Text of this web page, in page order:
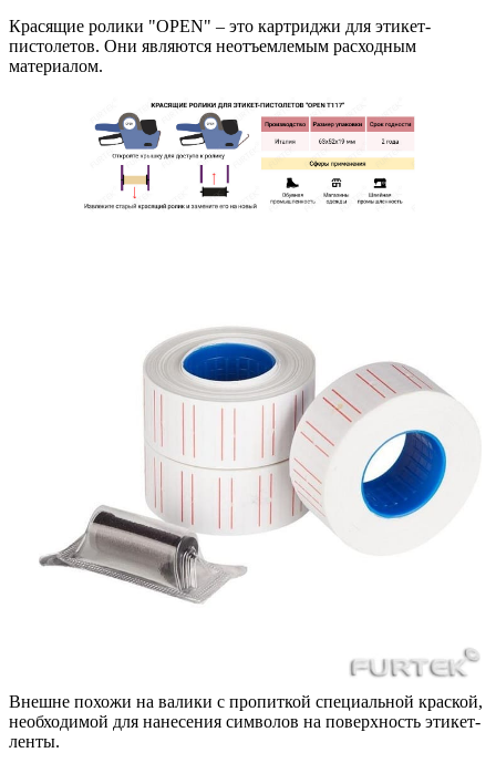
Красящие ролики "OPEN" – это картриджи для этикет-
пистолетов. Они являются неотъемлемым расходным
материалом.
Внешне похожи на валики с пропиткой специальной краской,
необходимой для нанесения символов на поверхность этикет-
ленты.